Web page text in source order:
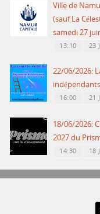
Ville de
(sauf La
samedi 27
13:10 23
22/06/2026:
16:00 21
18/06/2026:
2027 du
14:30 18